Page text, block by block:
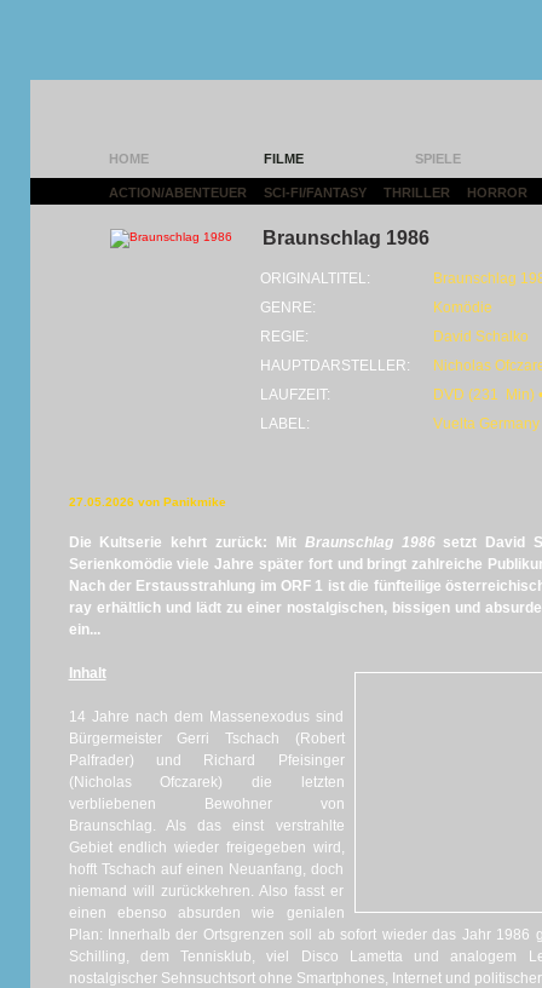
HOME FILME SPIELE
ACTION/ABENTEUER SCI-FI/FANTASY THRILLER HORROR
Braunschlag 1986
ORIGINALTITEL:
Braunschlag
GENRE:
Komödie
REGIE:
David Schalko
HAUPTDARSTELLER:
Nicholas
LAUFZEIT:
DVD (231 Min)
LABEL:
Vuelta Germany
27.05.2026 von Panikmike
Die Kultserie kehrt zurück: Mit Braunschlag 1986setzt David
Serienkomödie viele Jahre später fort und bringt zahlreiche
Nach der Erstausstrahlung im ORF 1 ist die fünfteilige
ray erhältlich und lädt zu einer nostalgischen, bissigen und
ein...
Inhalt
14 Jahre nach dem Massenexodus sind
Bürgermeister Gerri Tschach (Robert
Palfrader) und Richard Pfeisinger
(Nicholas Ofczarek) die letzten
verbliebenen Bewohner von
Braunschlag. Als das einst verstrahlte
Gebiet endlich wieder freigegeben wird,
hofft Tschach auf einen Neuanfang, doch
niemand will zurückkehren. Also fasst er
einen ebenso absurden wie genialen
Plan: Innerhalb der Ortsgrenzen soll ab sofort wieder das Jahr 1986
Schilling, dem Tennisklub, viel Disco Lametta und analogem
nostalgischer Sehnsuchtsort ohne Smartphones, Internet und